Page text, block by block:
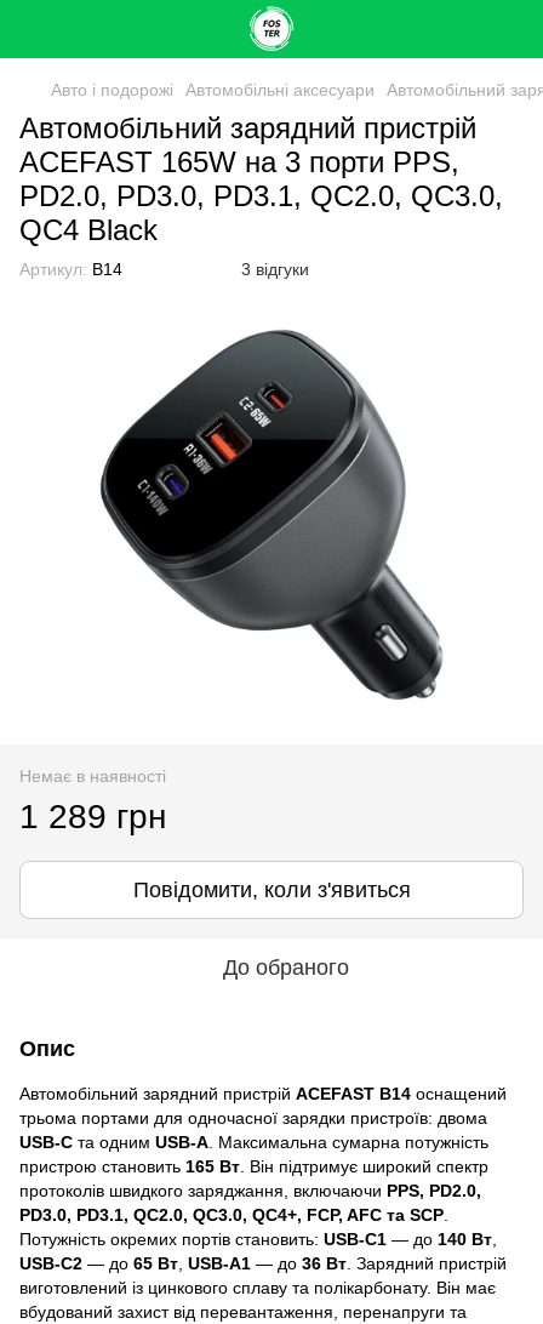
Авто і подорожі Автомобільні аксесуари Автомобільний
Автомобільний зарядний пристрій
ACEFAST 165W на 3 порти PPS,
PD2.0, PD3.0, PD3.1, QC2.0, QC3.0,
QC4 Black
Артикул: B14 3 відгуки
Немає в наявності
1 289 грн
Повідомити, коли з'явиться
До обраного
Опис
Автомобільний зарядний пристрій ACEFAST B14 оснащений
трьома портами для одночасної зарядки пристроїв: двома
USB-C та одним USB-A . Максимальна сумарна потужність
пристрою становить 165 Вт . Він підтримує широкий спектр
протоколів швидкого заряджання, включаючи PPS, PD2.0,
PD3.0, PD3.1, QC2.0, QC3.0, QC4+, FCP, AFC та SCP
Потужність окремих портів становить: USB-C1 — до 140 Вт
USB-C2 — до 65 Вт USB-A1 — до 36 Вт . Зарядний пристрій
виготовлений із цинкового сплаву та полікарбонату. Він має
вбудований захист від перевантаження, перенапруги та